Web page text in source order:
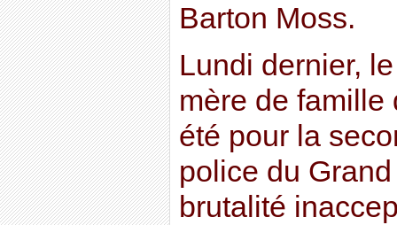
Barton Moss.
Lundi dernier,
mère de famille
été pour la
police du
brutalité